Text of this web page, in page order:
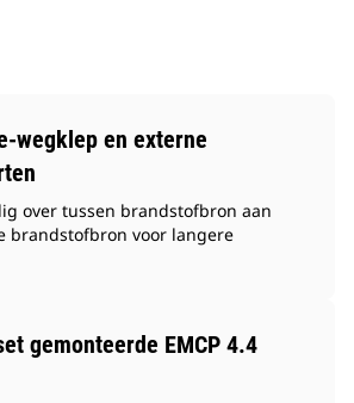
wegklep en externe
over tussen brandstofbron aan
brandstofbron voor langere
gemonteerde EMCP 4.4